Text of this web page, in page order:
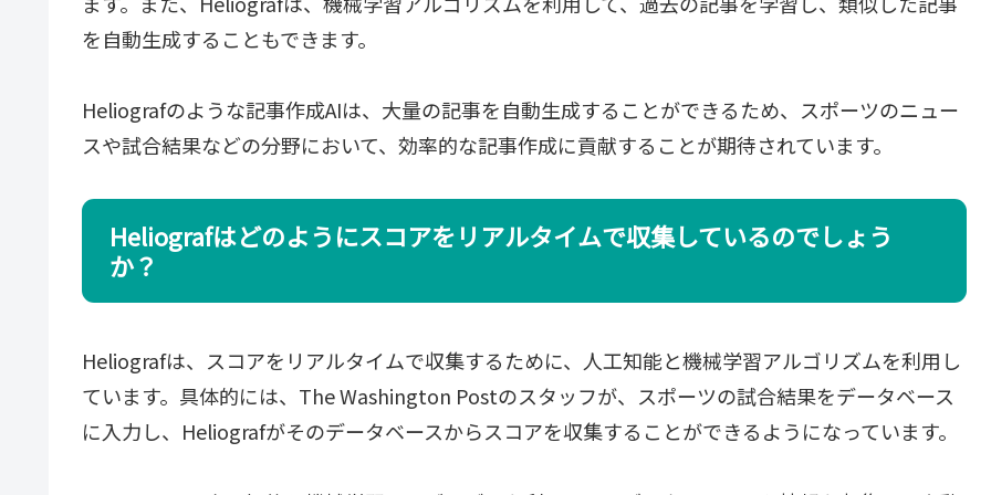
を自動生成することもできます。
Heliografのような記事作成AIは、大量の記事を自動生成することができるため、スポーツのニュー
スや試合結果などの分野において、効率的な記事作成に貢献することが期待されています。
Heliografはどのようにスコアをリアルタイムで収集しているのでしょう
か？
Heliografは、スコアをリアルタイムで収集するために、人工知能と機械学習アルゴリズムを利用し
ています。具体的には、The Washington Postのスタッフが、スポーツの試合結果をデータベース
に入力し、Heliografがそのデータベースからスコアを収集することができるようになっています。